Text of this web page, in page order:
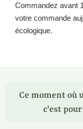
Commandez avant
votre commande
écologique.
Ce moment où
c'est